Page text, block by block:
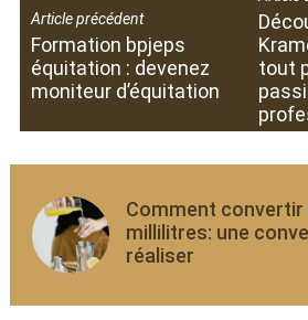
Article précédent
Formation bpjeps
équitation : devenez
moniteur d’équitation
tout
Comment
millilitres: une
réaliser